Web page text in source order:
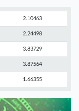
2.10463
2.24498
3.83729
3.87564
1.66355